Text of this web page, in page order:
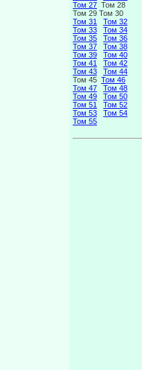
Том 27 Том 28
Том 29 Том 30
Том 31
Том 32
Том 33
Том 34
Том 35
Том 36
Том 37
Том 38
Том 39
Том 40
Том 41
Том 42
Том 43
Том 44
Том 45 Том 46
Том 47
Том 48
Том 49
Том 50
Том 51
Том 52
Том 53
Том 54
Том 55